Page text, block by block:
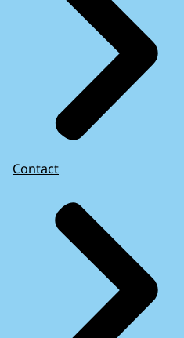
Contact